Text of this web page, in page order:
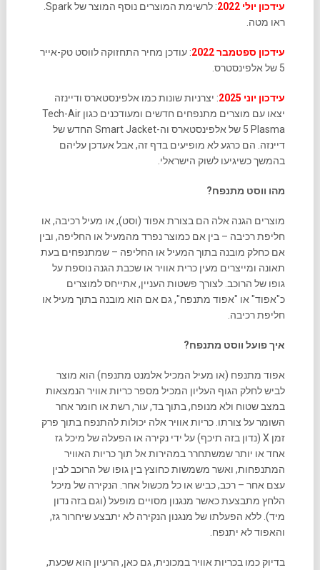
עידכון יולי 2022
: לרשימת המוצרים נוסף המוצר של Spark.
ראו מטה.
עידכון ספטמבר 2022
: עודכן מחיר התחזוקה לווסט טק-אייר
5 של אלפינסטרס.
עידכון יוני 2025
: יצרניות שונות כמו אלפינסטארס ודיינזה
יצאו עם מוצרים מתנפחים חדשים ומעודכנים כגון Tech-Air
5 Plasma של אלפינסטארס וה-Smart Jacket החדש של
דיינזה. הם כרגע לא מופיעים בדף זה, אבל אעדכן עליהם
בהמשך כשיגיעו לשוק הישראלי.
מהו ווסט מתנפח?
מוצרים הגנה אלה הם בצורת אפוד (וסט), או מעיל רכיבה, או
חליפת רכיבה – בין אם כמוצר נפרד מהמעיל או החליפה, ובין
אם כחלק מובנה בתוך המעיל או החליפה – שמתנפחים בעת
תאונה ומייצרים מעין כרית אוויר או שכבת הגנה נוספת על
גופו של הרוכב. לצורך פשטות העניין, אתייחס למוצרים
כ"אפוד" או "אפוד מתנפח", גם אם הוא מובנה בתוך מעיל או
חליפת רכיבה.
איך פועל ווסט מתנפח?
אפוד מתנפח (או מעיל המכיל אלמנט מתנפח) הוא מוצר
לביש לחלק הגוף העליון המכיל מספר כריות אוויר הנמצאות
במצב שטוח ולא מנופח, בתוך בד, עור, רשת או חומר אחר
השומר על צורתו. כריות אוויר אלה יכולות להתנפח בתוך פרק
זמן X (נדון בזה תיכף) על ידי נקירה או הפעלה של מיכל גז
אחד או יותר שמשתחרר במהירות אל תוך כריות האוויר
המתנפחות, ואשר משמשות כחוצץ בין גופו של הרוכב לבין
עצם אחר – רכב, כביש או כל מכשול אחר. הנקירה של מיכל
הלחץ מתבצעת כאשר מנגנון מסויים מופעל (וגם בזה נדון
מיד). ללא הפעלתו של מנגנון הנקירה לא יתבצע שיחרור גז,
והאפוד לא יתנפח.
בדיוק כמו בכריות אוויר במכונית, גם כאן, הרעיון הוא שכעת,